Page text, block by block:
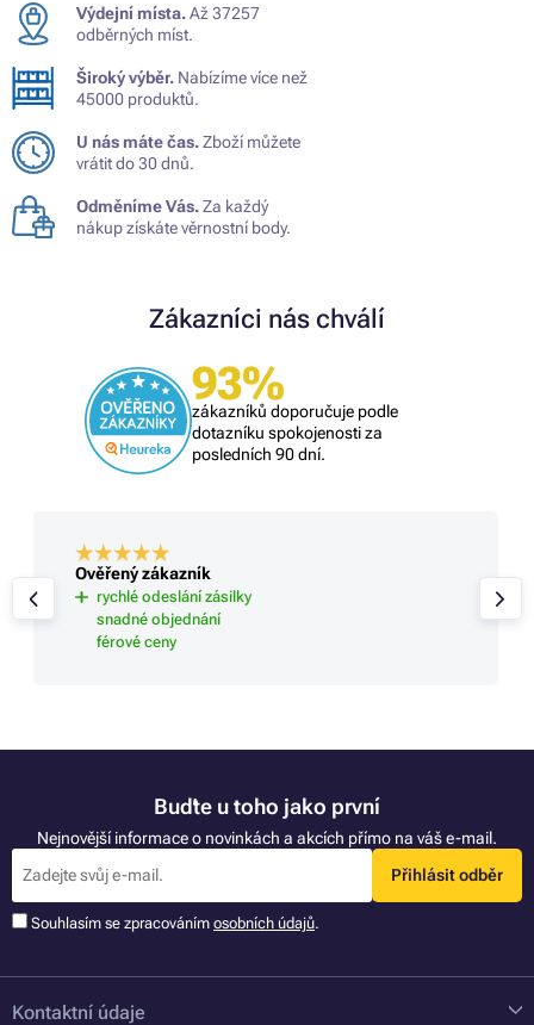
Výdejní místa.Až 37257
odběrných míst.
Široký výběr. Nabízíme více než
45000 produktů.
U nás máte čas.Zboží můžete
vrátit do 30 dnů.
Odměníme Vás.Za každý
nákup získáte věrnostní body.
Zákazníci nás chválí
93%
zákazníků doporučuje podle
dotazníku spokojenosti za
posledních 90 dní.
Ověřený zákazník
rychlé odeslání zásilky
snadné objednání
férové ceny
Buďte u toho jako první
Nejnovější informace o novinkách a akcích přímo na váš e-mail.
Přihlásit odběr
Souhlasím se zpracováním osobních údajů.
Kontaktní údaje